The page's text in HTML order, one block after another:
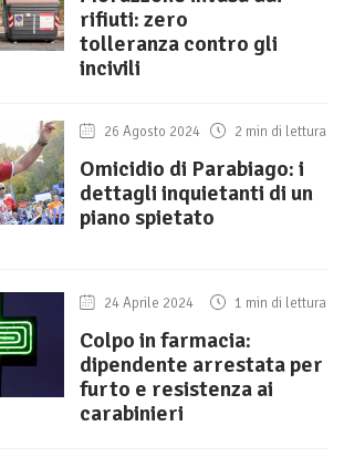
rifiuti: zero
tolleranza contro gli
incivili
26 Agosto 2024 2 min di lettura
Omicidio di Parabiago: i
dettagli inquietanti di un
piano spietato
24 Aprile 2024 1 min di lettura
Colpo in farmacia:
dipendente arrestata per
furto e resistenza ai
carabinieri